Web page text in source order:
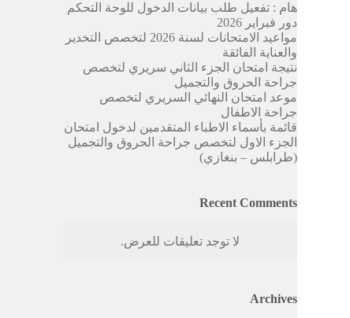
هام : تفعيل طلب بيانات الدخول للوحة التحكم
دور فبراير 2026
مواعيد الامتحانات لسنة 2026 لتخصص التخدير
والعناية الفائقة
نتيجة امتحان الجزء الثاني سريري لتخصص
جراحة الحروق والتجميل
موعد امتحان النهائي السريري لتخصص
جراحة الاطفال
قائمة بأسماء الاطباء المتقدمين لدخول امتحان
الجزء الاول لتخصص جراحة الحروق والتجميل
(طرابلس – بنغازي)
Recent Comments
لا توجد تعليقات للعرض.
Archives